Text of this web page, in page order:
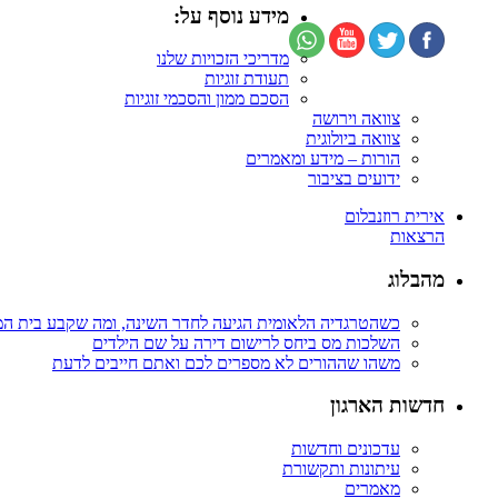
מידע נוסף על:
מדריכי הזכויות שלנו
תעודת זוגיות
הסכם ממון והסכמי זוגיות
צוואה וירושה
צוואה ביולוגית
הורות – מידע ומאמרים
ידועים בציבור
אירית רוזנבלום
הרצאות
מהבלוג
כשהטרגדיה הלאומית הגיעה לחדר השינה, ומה שקבע בית
השלכות מס ביחס לרישום דירה על שם הילדים
משהו שההורים לא מספרים לכם ואתם חייבים לדעת
חדשות הארגון
עדכונים וחדשות
עיתונות ותקשורת
מאמרים